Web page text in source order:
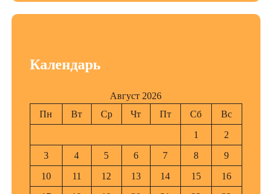
Календарь
Август 2026
Пн
Вт Ср Чт Пт Сб
Вс
1
2
3
4 5 6 7 8
9
10
11 12 13 14 15
16